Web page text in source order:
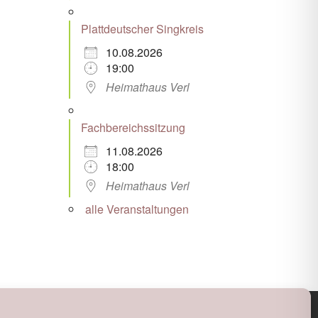
Plattdeutscher Singkreis
10.08.2026
19:00
Heimathaus Verl
Fachbereichssitzung
11.08.2026
18:00
Heimathaus Verl
alle Veranstaltungen